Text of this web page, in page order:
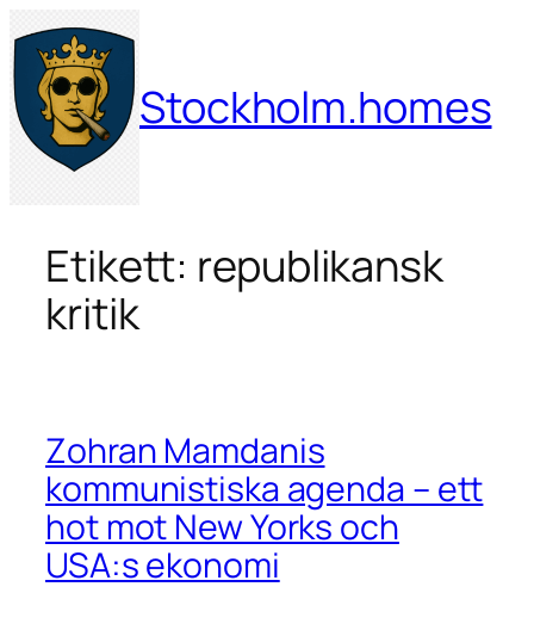
Hoppa
till
innehåll
Stockholm.homes
Etikett: republikansk
kritik
Zohran Mamdanis
kommunistiska agenda – ett
hot mot New Yorks och
USA:s ekonomi